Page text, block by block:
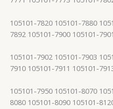
105101-7820 105101-7880
7892 105101-7900 105101-7901
105101-7902 105101-7903
7910 105101-7911 105101-
105101-7950 105101-8070
8080 105101-8090 105101-